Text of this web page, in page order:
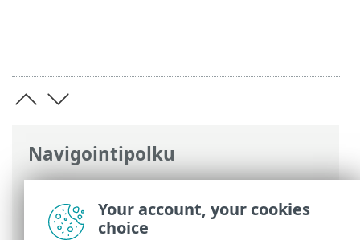
Navigointipolku
ESET-online-ohje>ESET Smart Security
Premium
>Asennus> Valintaikkunat –
Asennus > Activation > Aktivointi onnistui
Your account, your cookies
choice